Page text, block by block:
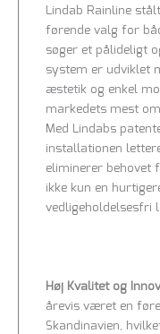
Lindab Rainline
førende valg for
søger et pålideligt
system er udviklet
æstetik og enkel
markedets mest
Med Lindabs
installationen
eliminerer behovet
ikke kun en
vedligeholdelsesfri
Høj Kvalitet og
årevis været en
Skandinavien,